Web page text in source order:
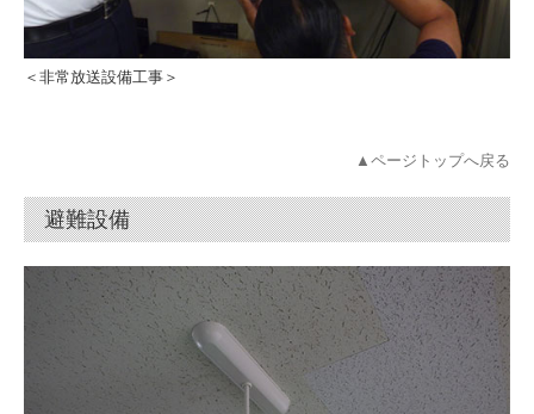
＜非常放送設備工事＞
▲ページトップへ戻る
避難設備